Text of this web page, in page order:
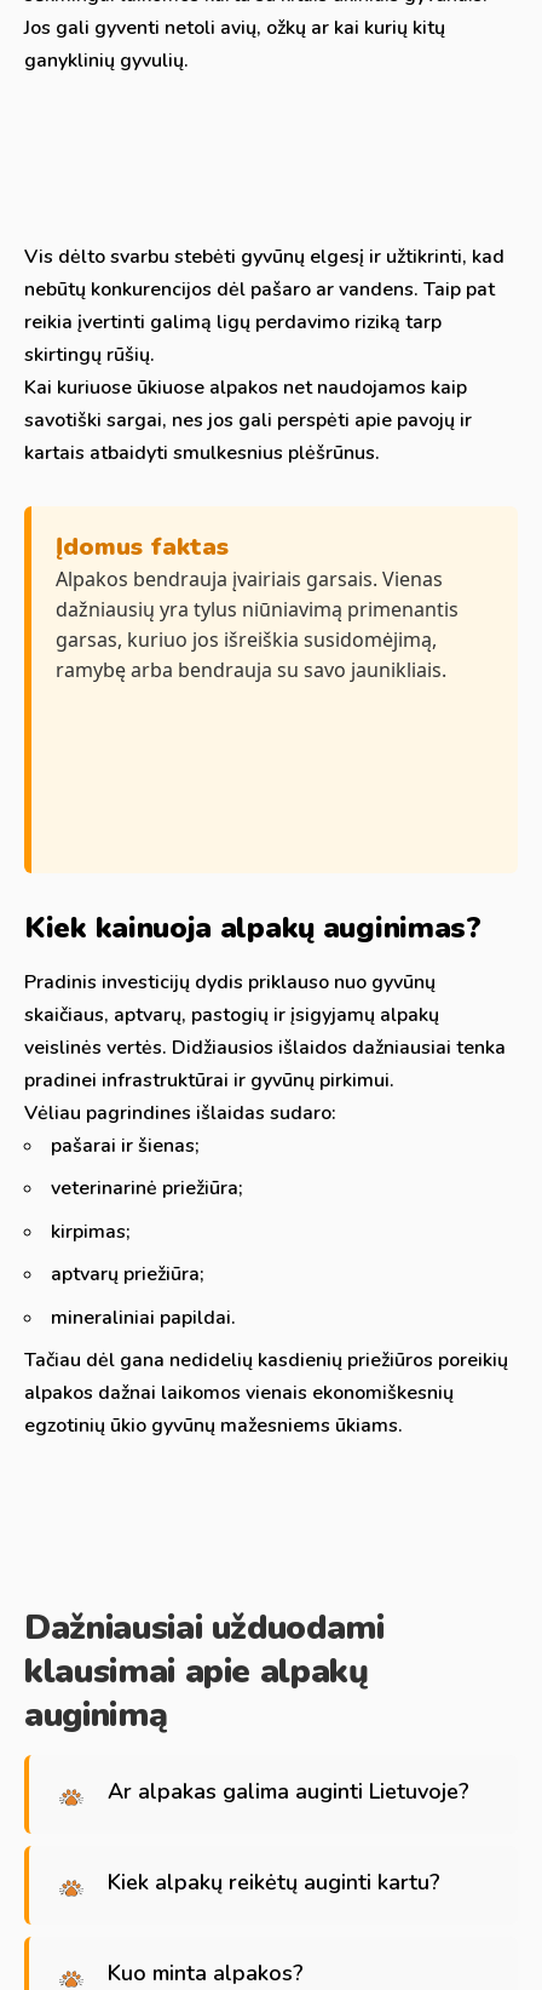
Jos gali gyventi netoli avių, ožkų ar kai kurių kitų
ganyklinių gyvulių.
Vis dėlto svarbu stebėti gyvūnų elgesį ir užtikrinti, kad
nebūtų konkurencijos dėl pašaro ar vandens. Taip pat
reikia įvertinti galimą ligų perdavimo riziką tarp
skirtingų rūšių.
Kai kuriuose ūkiuose alpakos net naudojamos kaip
savotiški sargai, nes jos gali perspėti apie pavojų ir
kartais atbaidyti smulkesnius plėšrūnus.
Įdomus faktas
Alpakos bendrauja įvairiais garsais. Vienas
dažniausių yra tylus niūniavimą primenantis
garsas, kuriuo jos išreiškia susidomėjimą,
ramybę arba bendrauja su savo jaunikliais.
Kiek kainuoja alpakų auginimas?
Pradinis investicijų dydis priklauso nuo gyvūnų
skaičiaus, aptvarų, pastogių ir įsigyjamų alpakų
veislinės vertės. Didžiausios išlaidos dažniausiai tenka
pradinei infrastruktūrai ir gyvūnų pirkimui.
Vėliau pagrindines išlaidas sudaro:
pašarai ir šienas;
veterinarinė priežiūra;
kirpimas;
aptvarų priežiūra;
mineraliniai papildai.
Tačiau dėl gana nedidelių kasdienių priežiūros poreikių
alpakos dažnai laikomos vienais ekonomiškesnių
egzotinių ūkio gyvūnų mažesniems ūkiams.
Dažniausiai užduodami
klausimai apie alpakų
auginimą
Ar alpakas galima auginti Lietuvoje?
Kiek alpakų reikėtų auginti kartu?
Kuo minta alpakos?